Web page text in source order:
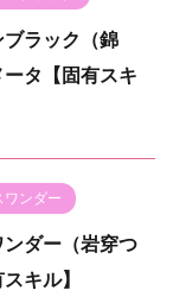
ブラック（錦
ータ【固有スキ
ワンダー
ンダー（岩穿つ
キル】